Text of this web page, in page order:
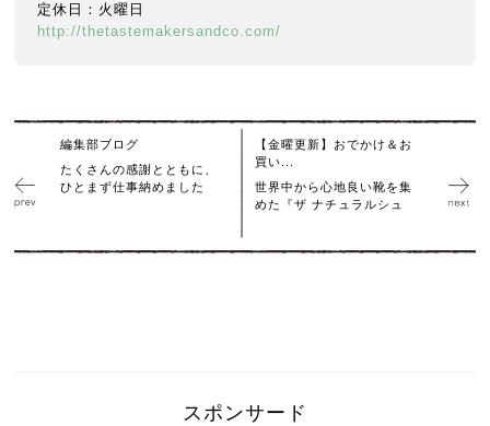
定休日：火曜日
http://thetastemakersandco.com/
編集部ブログ
たくさんの感謝とともに、
ひとまず仕事納めました
【金曜更新】おでかけ＆お
買い...
世界中から心地良い靴を集
めた『ザ ナチュラルシュ
スポンサード